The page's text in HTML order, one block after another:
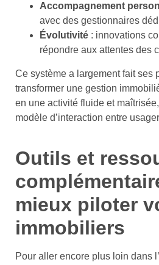
Accompagnement
avec des gestionnaires
Évolutivité : innovations
répondre aux attentes des
Ce système a largement fait ses
transformer une gestion
en une activité fluide et
modèle d’interaction entre
Outils et
mieux piloter
immobiliers
Pour aller encore plus loin dans